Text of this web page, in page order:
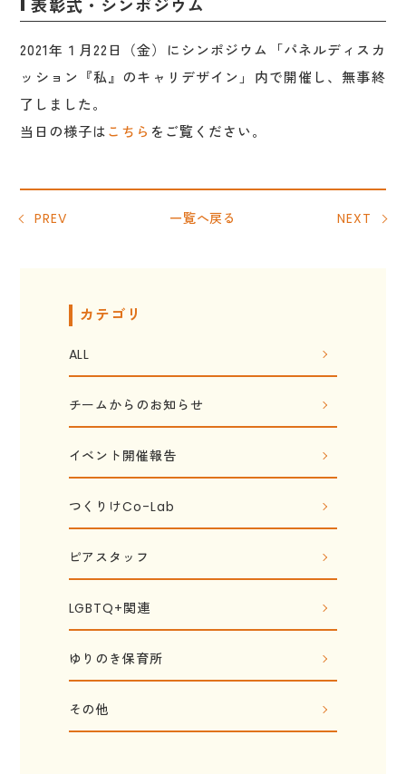
表彰式・シンポジウム
2021年１月22日（金）にシンポジウム「パネルディスカ
ッション『私』のキャリデザイン」内で開催し、無事終
了しました。
当日の様子はこちら をご覧ください。
PREV 一覧へ戻る NEXT
カテゴリ
ALL
チームからのお知らせ
イベント開催報告
つくりけCo-Lab
ピアスタッフ
LGBTQ+関連
ゆりのき保育所
その他